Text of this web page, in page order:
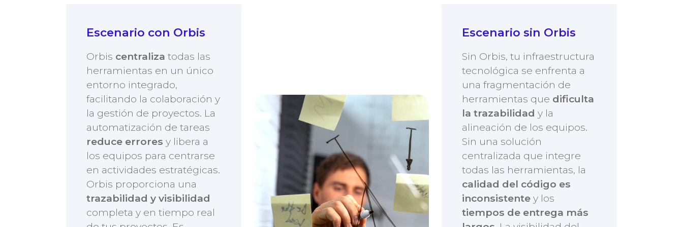
Escenario con Orbis
Orbis centraliza todas las
herramientas en un único
entorno integrado,
facilitando la colaboración y
la gestión de proyectos. La
automatización de tareas
reduce errores y libera a
los equipos para centrarse
en actividades estratégicas.
Orbis proporciona una
trazabilidad y visibilidad
completa y en tiempo real
Escenario sin Orbis
Sin Orbis, tu infraestructura
tecnológica se enfrenta a
una fragmentación de
herramientas que dificulta
la trazabilidad y la
alineación de los equipos.
Sin una solución
centralizada que integre
todas las herramientas, la
calidad del código es
inconsistente y los
tiempos de entrega más